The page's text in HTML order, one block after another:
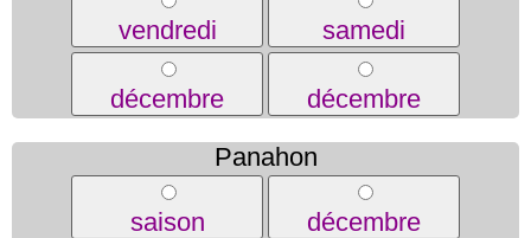
vendredi samedi
décembre
décembre
Panahon
saison décembre